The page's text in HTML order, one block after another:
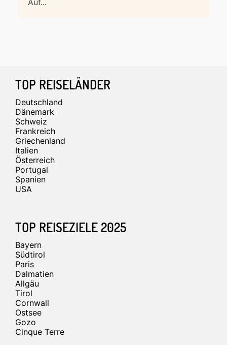
Footer
TOP REISELÄNDER
Deutschland
Dänemark
Schweiz
Frankreich
Griechenland
Italien
Österreich
Portugal
Spanien
USA
TOP REISEZIELE 2025
Bayern
Südtirol
Paris
Dalmatien
Allgäu
Tirol
Cornwall
Ostsee
Gozo
Cinque Terre